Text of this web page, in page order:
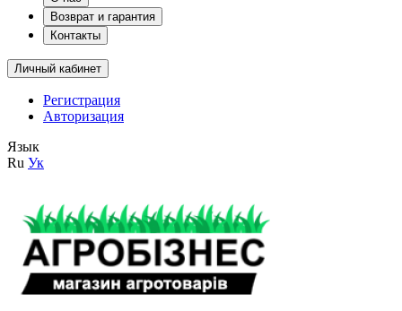
Возврат и гарантия
Контакты
Личный кабинет
Регистрация
Авторизация
Язык
Ru Ук